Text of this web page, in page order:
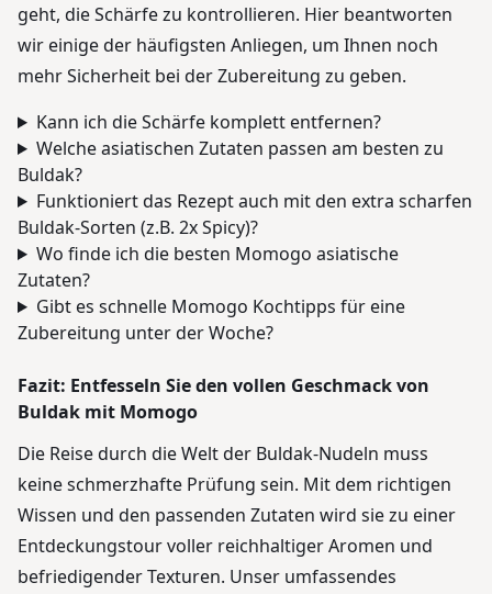
geht, die Schärfe zu kontrollieren. Hier beantworten
wir einige der häufigsten Anliegen, um Ihnen noch
mehr Sicherheit bei der Zubereitung zu geben.
Kann ich die Schärfe komplett entfernen?
Welche asiatischen Zutaten passen am besten zu
Buldak?
Funktioniert das Rezept auch mit den extra scharfen
Buldak-Sorten (z.B. 2x Spicy)?
Wo finde ich die besten Momogo asiatische
Zutaten?
Gibt es schnelle Momogo Kochtipps für eine
Zubereitung unter der Woche?
Fazit: Entfesseln Sie den vollen Geschmack von
Buldak mit Momogo
Die Reise durch die Welt der Buldak-Nudeln muss
keine schmerzhafte Prüfung sein. Mit dem richtigen
Wissen und den passenden Zutaten wird sie zu einer
Entdeckungstour voller reichhaltiger Aromen und
befriedigender Texturen. Unser umfassendes